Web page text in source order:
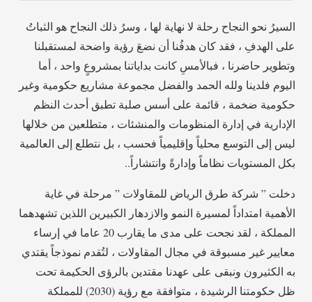
السيرُ نحو النجاح رحلة لا نهاية لها ، وسرُ ذلك النجاح هو الثباتُ
على الهدفِ ، فقد كان هدفُنا أن نضعَ رؤية واضحة لمستقبلنا
وتطوير حاضرنا ، فبالأمسِ كانت بداياتنا بمشروعٍ واحد ، أما
اليوم فلدينا ولله الحمد والفضل مجموعة مشاريع حكومية وغير
حكومية ضخمة ، قائمة على أسس صلبة تطبق أحدث النظم
الإدارية في إدارة المنظومات والمنشئات ، متطلعين من خلالها
ليس إلى التوسع محلياً وإقليمياً فحسب ، بل نتطلع إلى العالمية
بكل المستويات نظاماً وإدارةً وانتشاراً..
دخلت ” شركة طرق الرياض للمقاولات ” مرحلة في غاية
الأهمية امتداداً لمسيرة النمو والازدهار الكبيرين اللذين تشهدهما
المملكة ، لقد نجحت على مدى ما يقارب 20 عاما في إرساء
معايير غير مسبوقة في مجال المقاولات ، لتُقدم نموذجاً يقتدي
به الكثيرون ونبقى على عهدنا مقتدين بالرؤى الحكيمة تحت
ظل حكومتنا الرشيدة ، متوافقة مع رؤية (2030) للمملكة